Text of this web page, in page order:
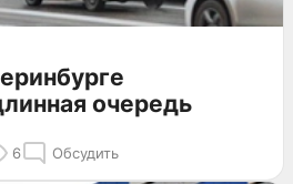
очередь
6 Обсудить